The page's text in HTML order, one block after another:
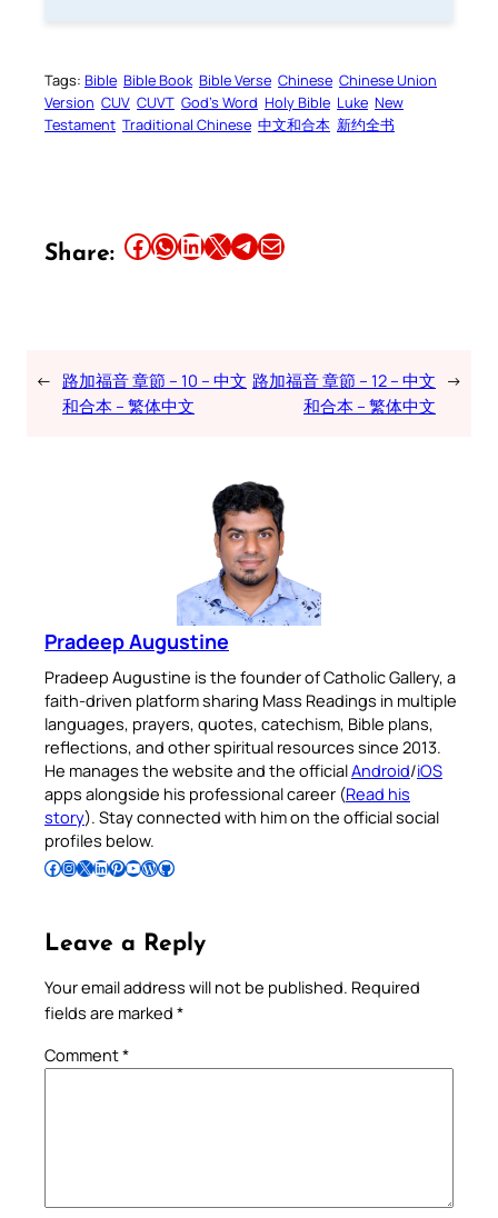
Tags: Bible Bible Book Bible Verse Chinese Chinese Union
Version CUV CUVT God’s Word Holy Bible Luke New
Testament Traditional Chinese 中文和合本 新约全书
Share: Share this article on Facebook Share this article on WhatsApp Share this article on LinkedIn Share this article on X Share this article on TelegramEmail this Article
← 路加福音 章節 – 10 – 中文
和合本 – 繁体中文
路加福音 章節 – 12 – 中文
和合本 – 繁体中文
→
Pradeep Augustine
Pradeep Augustine is the founder of Catholic Gallery, a
faith-driven platform sharing Mass Readings in multiple
languages, prayers, quotes, catechism, Bible plans,
reflections, and other spiritual resources since 2013.
He manages the website and the officialAndroid/iOS
apps alongside his professional career (Read his
story). Stay connected with him on the official social
profiles below.
Follow Pradeep on Facebook Follow Pradeep on InstagramFollow Pradeep on X Follow Pradeep on LinkedIn Follow Pradeep on Pinterest Subscribe to Pradeep’s Youtube Channel Follow Pradeep on WordPress Follow Pradeep on GitHub
Leave a Reply
Your email address will not be published. Required
fields are marked *
Comment*